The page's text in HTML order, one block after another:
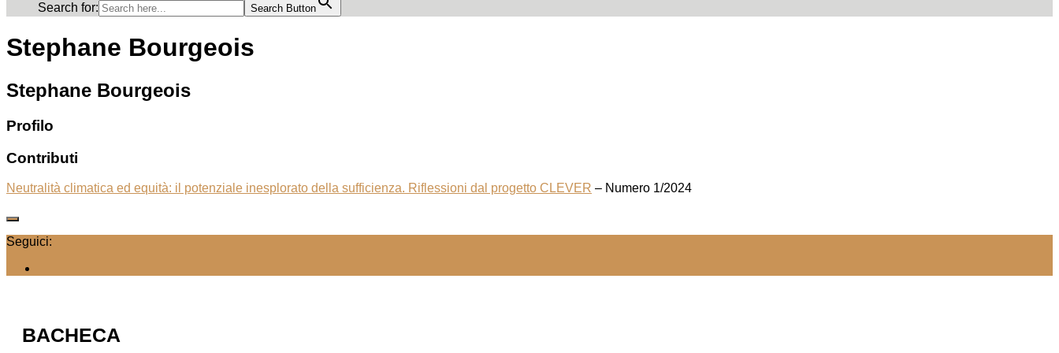
Search for:
Search Button
Stephane Bourgeois
Stephane Bourgeois
Profilo
Contributi
Neutralità climatica ed equità: il potenziale inesplorato della sufficienza. Riflessioni dal progetto CLEVER – Numero 1/2024
Seguici:
BACHECA